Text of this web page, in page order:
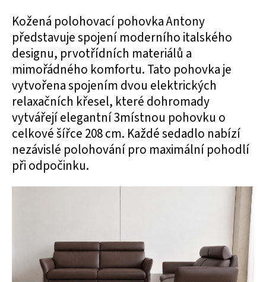
Kožená polohovací pohovka Antony
představuje spojení moderního italského
designu, prvotřídních materiálů a
mimořádného komfortu. Tato pohovka je
vytvořena spojením dvou elektrických
relaxačních křesel, které dohromady
vytvářejí elegantní 3místnou pohovku o
celkové šířce 208 cm. Každé sedadlo nabízí
nezávislé polohování pro maximální pohodlí
při odpočinku.